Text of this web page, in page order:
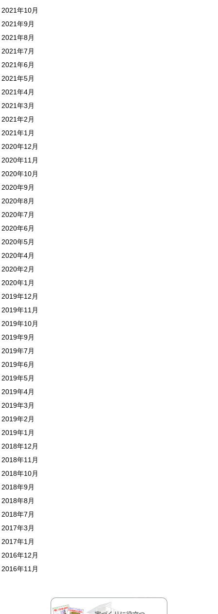
2021年10月
2021年9月
2021年8月
2021年7月
2021年6月
2021年5月
2021年4月
2021年3月
2021年2月
2021年1月
2020年12月
2020年11月
2020年10月
2020年9月
2020年8月
2020年7月
2020年6月
2020年5月
2020年4月
2020年2月
2020年1月
2019年12月
2019年11月
2019年10月
2019年9月
2019年7月
2019年6月
2019年5月
2019年4月
2019年3月
2019年2月
2019年1月
2018年12月
2018年11月
2018年10月
2018年9月
2018年8月
2018年7月
2017年3月
2017年1月
2016年12月
2016年11月